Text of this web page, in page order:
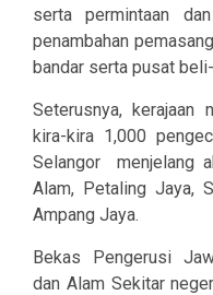
serta permintaan
penambahan
bandar serta pusat
Seterusnya, kerajaan
kira-kira 1,000
Selangor
menjelang
Alam, Petaling Jaya,
Ampang Jaya.
Bekas Pengerusi
dan Alam Sekitar